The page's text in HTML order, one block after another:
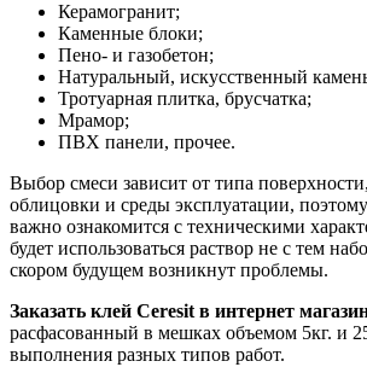
Керамогранит;
Каменные блоки;
Пено- и газобетон;
Натуральный, искусственный
Тротуарная плитка, брусчатка;
Мрамор;
ПВХ панели, прочее.
Выбор смеси зависит от типа
облицовки и среды эксплуатации,
важно ознакомится с техническими
будет использоваться раствор не с тем
скором будущем возникнут проблемы.
Заказать клей Ceresit в интернет
расфасованный в мешках объемом 5кг. и
выполнения разных типов работ.